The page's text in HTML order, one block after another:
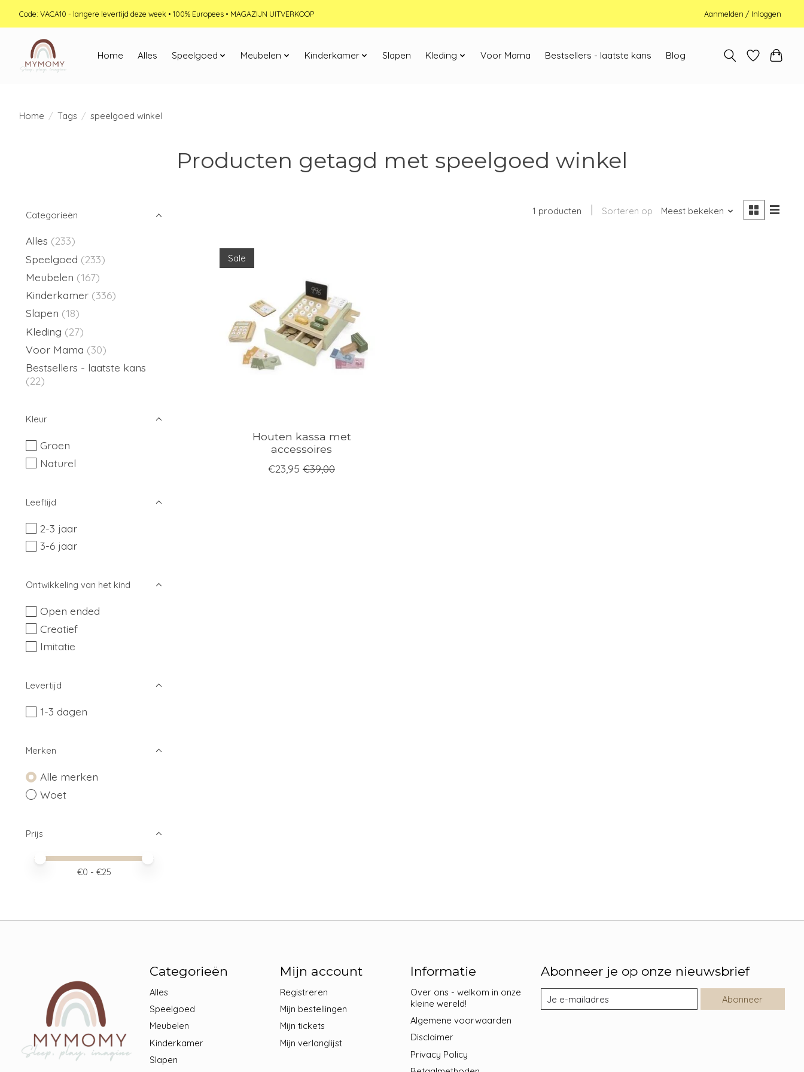
Code: VACA10 - langere levertijd deze week • 100% Europees • MAGAZIJN UITVERKOOP Aanmelden / Inloggen
Home Alles Speelgoed Meubelen Kinderkamer Slapen Kleding Voor Mama Bestsellers - laatste kans Blog
Home / Tags / speelgoed winkel
Producten getagd met speelgoed winkel
Categorieën
Alles (233)
Speelgoed (233)
Meubelen (167)
Kinderkamer (336)
Slapen (18)
Kleding (27)
Voor Mama (30)
Bestsellers - laatste kans
(22)
Kleur
Groen
Naturel
Leeftijd
2-3 jaar
3-6 jaar
Ontwikkeling van het kind
Open ended
Creatief
Imitatie
Levertijd
1-3 dagen
Merken
Alle merken
Woet
Prijs
Minimale prijswaarde
Price maximum value
€0 - €25
1 producten Sorteren op Meest bekeken
Sale
Houten kassa met
accessoires
€23,95 €39,00
Categorieën
Alles
Speelgoed
Meubelen
Kinderkamer
Slapen
Mijn account
Registreren
Mijn bestellingen
Mijn tickets
Mijn verlanglijst
Informatie
Over ons - welkom in onze
kleine wereld!
Algemene voorwaarden
Disclaimer
Privacy Policy
Abonneer je op onze nieuwsbrief
Abonneer